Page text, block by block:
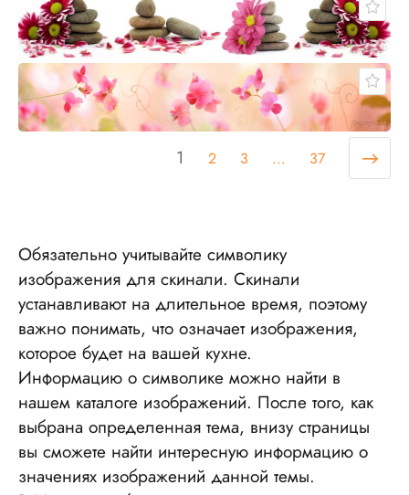
1 2 3 ... 37
Обязательно учитывайте символику
изображения для скинали. Скинали
устанавливают на длительное время, поэтому
важно понимать, что означает изображения,
которое будет на вашей кухне.
Информацию о символике можно найти в
нашем каталоге изображений. После того, как
выбрана определенная тема, внизу страницы
вы сможете найти интересную информацию о
значениях изображений данной темы.